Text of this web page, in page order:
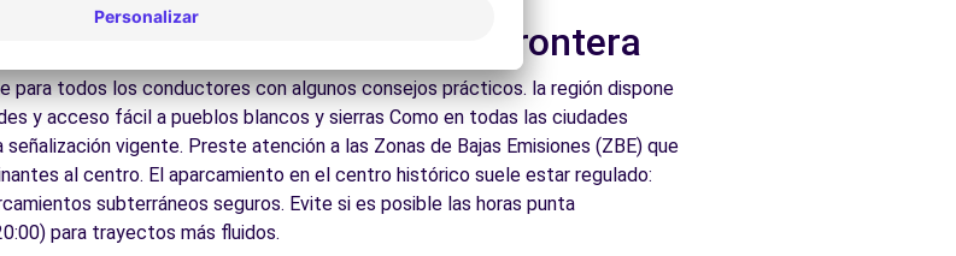
conducir en Chiclana de la Frontera
para todos los conductores con algunos consejos prácticos. la región dispone
y acceso fácil a pueblos blancos y sierras Como en todas las ciudades
vigente. Preste atención a las Zonas de Bajas Emisiones (ZBE) que
al centro. El aparcamiento en el centro histórico suele estar regulado:
subterráneos seguros. Evite si es posible las horas punta
para trayectos más fluidos.